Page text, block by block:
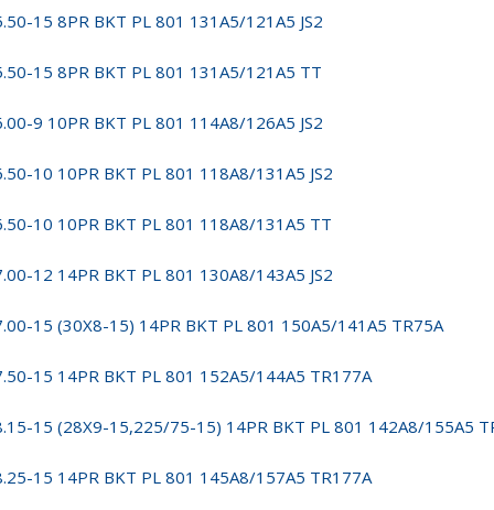
15 8PR BKT PL 801 131A5/121A5 JS2
15 8PR BKT PL 801 131A5/121A5 TT
9 10PR BKT PL 801 114A8/126A5 JS2
10 10PR BKT PL 801 118A8/131A5 JS2
10 10PR BKT PL 801 118A8/131A5 TT
12 14PR BKT PL 801 130A8/143A5 JS2
15 (30X8-15) 14PR BKT PL 801 150A5/141A5 TR75A
15 14PR BKT PL 801 152A5/144A5 TR177A
15 (28X9-15,225/75-15) 14PR BKT PL 801 142A8/155A5
15 14PR BKT PL 801 145A8/157A5 TR177A